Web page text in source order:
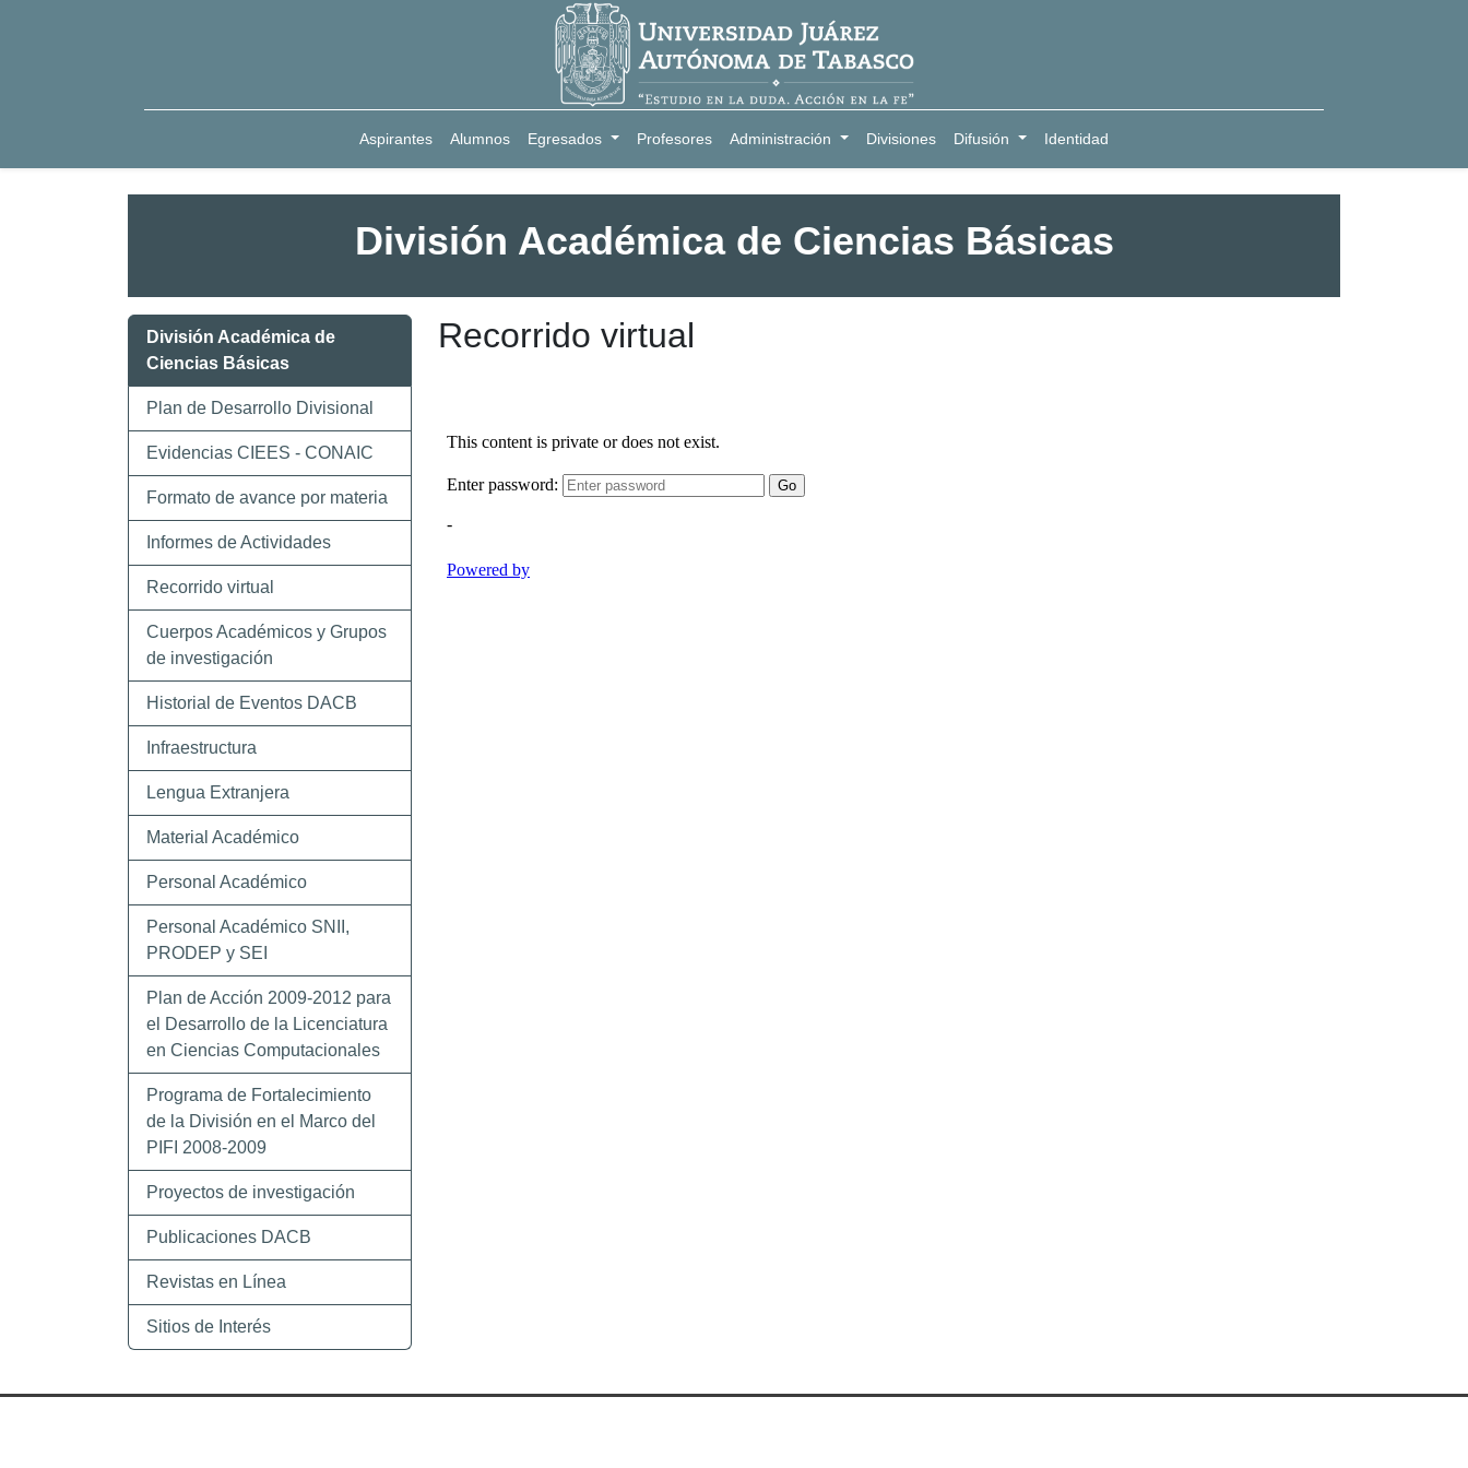
Aspirantes Alumnos Egresados Profesores Administración Divisiones Difusión Identidad
División Académica de Ciencias Básicas
División Académica de
Ciencias Básicas
Plan de Desarrollo Divisional
Evidencias CIEES - CONAIC
Formato de avance por materia
Informes de Actividades
Recorrido virtual
Cuerpos Académicos y Grupos
de investigación
Historial de Eventos DACB
Infraestructura
Lengua Extranjera
Material Académico
Personal Académico
Personal Académico SNII,
PRODEP y SEI
Plan de Acción 2009-2012 para
el Desarrollo de la Licenciatura
en Ciencias Computacionales
Programa de Fortalecimiento
de la División en el Marco del
PIFI 2008-2009
Proyectos de investigación
Publicaciones DACB
Revistas en Línea
Sitios de Interés
Recorrido virtual